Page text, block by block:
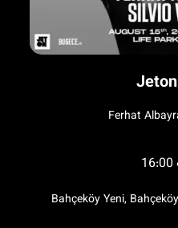
Ferhat
Bahçeköy Yeni,